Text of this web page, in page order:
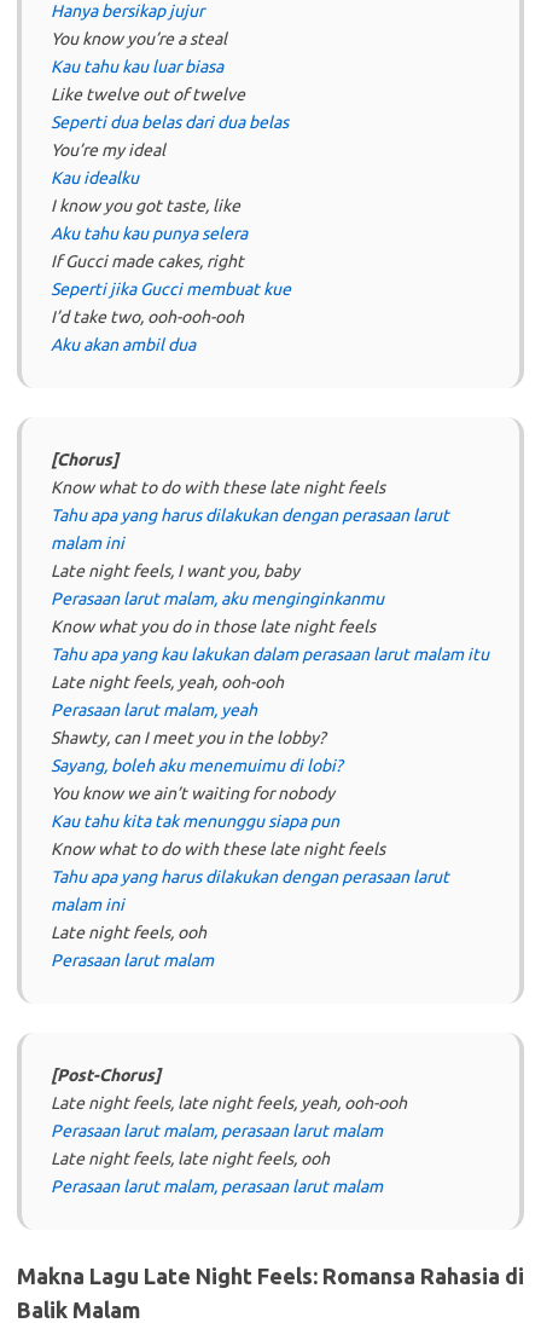
Hanya bersikap jujur
You know you’re a steal
Kau tahu kau luar biasa
Like twelve out of twelve
Seperti dua belas dari dua belas
You’re my ideal
Kau idealku
I know you got taste, like
Aku tahu kau punya selera
If Gucci made cakes, right
Seperti jika Gucci membuat kue
I’d take two, ooh-ooh-ooh
Aku akan ambil dua
[Chorus]
Know what to do with these late night feels
Tahu apa yang harus dilakukan dengan perasaan larut
malam ini
Late night feels, I want you, baby
Perasaan larut malam, aku menginginkanmu
Know what you do in those late night feels
Tahu apa yang kau lakukan dalam perasaan larut malam itu
Late night feels, yeah, ooh-ooh
Perasaan larut malam, yeah
Shawty, can I meet you in the lobby?
Sayang, boleh aku menemuimu di lobi?
You know we ain’t waiting for nobody
Kau tahu kita tak menunggu siapa pun
Know what to do with these late night feels
Tahu apa yang harus dilakukan dengan perasaan larut
malam ini
Late night feels, ooh
Perasaan larut malam
[Post-Chorus]
Late night feels, late night feels, yeah, ooh-ooh
Perasaan larut malam, perasaan larut malam
Late night feels, late night feels, ooh
Perasaan larut malam, perasaan larut malam
Makna Lagu Late Night Feels: Romansa Rahasia di
Balik Malam